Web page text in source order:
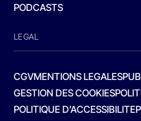
PODCASTS
LEGAL
CGVMENTIONS LEGALES
GESTION DES COOKIES
POLITIQUE D’ACCESSIBILITE